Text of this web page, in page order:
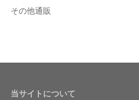
その他通販
当サイトについて